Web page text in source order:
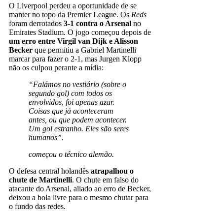
O Liverpool perdeu a oportunidade de se
manter no topo da Premier League. Os Reds
foram derrotados 3-1 contra o Arsenal no
Emirates Stadium. O jogo começou depois de
um erro entre Virgil van Dijk e Alisson
Becker que permitiu a Gabriel Martinelli
marcar para fazer o 2-1, mas Jurgen Klopp
não os culpou perante a mídia:
“Falámos no vestiário (sobre o
segundo gol) com todos os
envolvidos, foi apenas azar.
Coisas que já aconteceram
antes, ou que podem acontecer.
Um gol estranho. Eles são seres
humanos”.
começou o técnico alemão.
O defesa central holandês atrapalhou o
chute de Martinelli. O chute em falso do
atacante do Arsenal, aliado ao erro de Becker,
deixou a bola livre para o mesmo chutar para
o fundo das redes.